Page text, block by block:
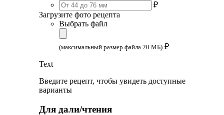
₽
Загрузите фото рецепта
Выбрать файл
(максимальный размер файла 20 МБ) ₽
Text
Введите рецепт, чтобы увидеть доступные
варианты
Для дали/чтения